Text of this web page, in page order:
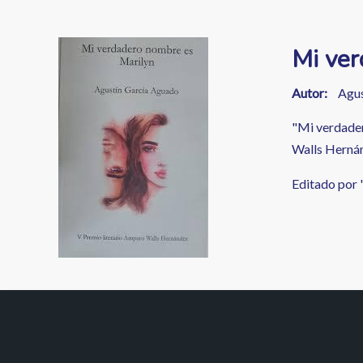
de
ayuda
a
navegación
Image Mi
Autor
"Mi
Walls
Editado por